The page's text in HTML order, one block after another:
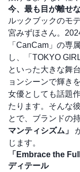
今、最も目が離せ
ルックブックのモ
宮みずほさん。
「CanCam」の専
し、「TOKYO
といった大きな舞
ョンシーンで輝き
女優としても話題
たります。そんな
とで、ブランドの
マンティシズム」
じます。
「Embrace the
ディテール